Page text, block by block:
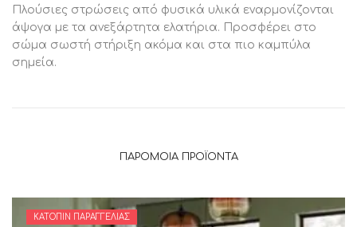
Πλούσιες στρώσεις από φυσικά υλικά εναρμονίζονται
άψογα με τα ανεξάρτητα ελατήρια. Προσφέρει στο
σώμα σωστή στήριξη ακόμα και στα πιο καμπύλα
σημεία.
ΠΑΡΌΜΟΙΑ ΠΡΟΪΌΝΤΑ
ΚΑΤΌΠΙΝ ΠΑΡΑΓΓΕΛΊΑΣ